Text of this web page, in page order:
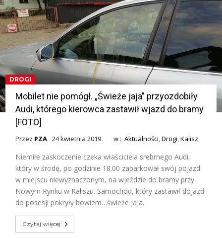
DROGI
Mobilet nie pomógł. „Świeże jaja” przyozdobiły
Audi, którego kierowca zastawił wjazd do bramy
[FOTO]
Przez PZA 24 kwietnia 2019 w :Aktualności,Drogi,Kalisz
Niemiłe zaskoczenie czeka właściciela srebrnego Audi,
który w środę, po godzinie 18.00 zaparkował swój pojazd
w miejscu niewyznaczonym, na wjeździe do bramy przy
Nowym Rynku w Kaliszu. Samochód, który zastawił dojazd
do posesji pokryły bowiem…świeże jaja.
Czytaj więcej